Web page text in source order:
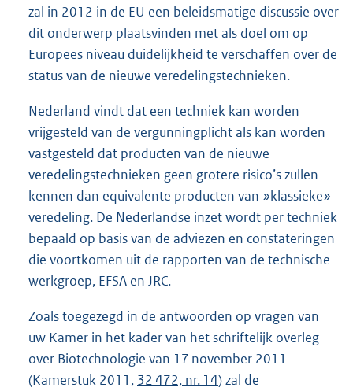
zal in 2012 in de EU een beleidsmatige discussie over
dit onderwerp plaatsvinden met als doel om op
Europees niveau duidelijkheid te verschaffen over de
status van de nieuwe veredelingstechnieken.
Nederland vindt dat een techniek kan worden
vrijgesteld van de vergunningplicht als kan worden
vastgesteld dat producten van de nieuwe
veredelingstechnieken geen grotere risico’s zullen
kennen dan equivalente producten van »klassieke»
veredeling. De Nederlandse inzet wordt per techniek
bepaald op basis van de adviezen en constateringen
die voortkomen uit de rapporten van de technische
werkgroep, EFSA en JRC.
Zoals toegezegd in de antwoorden op vragen van
uw Kamer in het kader van het schriftelijk overleg
over Biotechnologie van 17 november 2011
(Kamerstuk 2011, 32 472, nr. 14) zal de